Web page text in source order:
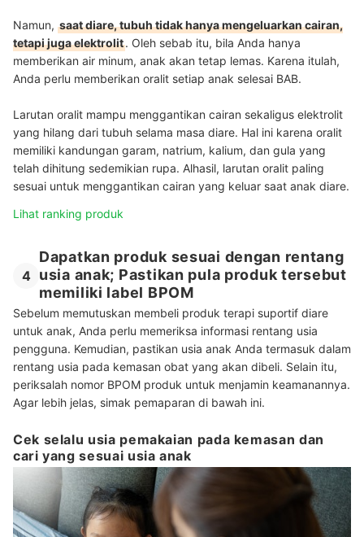
Namun, saat diare, tubuh tidak hanya mengeluarkan cairan,
tetapi juga elektrolit. Oleh sebab itu, bila Anda hanya
memberikan air minum, anak akan tetap lemas. Karena itulah,
Anda perlu memberikan oralit setiap anak selesai BAB.
Larutan oralit mampu menggantikan cairan sekaligus elektrolit
yang hilang dari tubuh selama masa diare. Hal ini karena oralit
memiliki kandungan garam, natrium, kalium, dan gula yang
telah dihitung sedemikian rupa. Alhasil, larutan oralit paling
sesuai untuk menggantikan cairan yang keluar saat anak diare.
Lihat ranking produk
4
Dapatkan produk sesuai dengan rentang
usia anak; Pastikan pula produk tersebut
memiliki label BPOM
Sebelum memutuskan membeli produk terapi suportif diare
untuk anak, Anda perlu memeriksa informasi rentang usia
pengguna. Kemudian, pastikan usia anak Anda termasuk dalam
rentang usia pada kemasan obat yang akan dibeli. Selain itu,
periksalah nomor BPOM produk untuk menjamin keamanannya.
Agar lebih jelas, simak pemaparan di bawah ini.
Cek selalu usia pemakaian pada kemasan dan
cari yang sesuai usia anak